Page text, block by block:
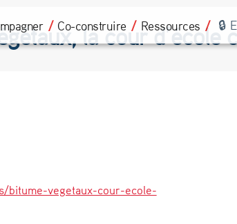
Co-construire Ressources
la cour d’école
bitume-vegetaux-cour-ecole-